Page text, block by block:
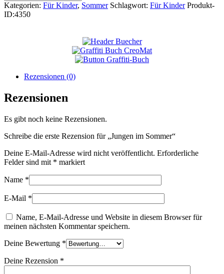
Kategorien: Für Kinder, Sommer Schlagwort: Für Kinder Produkt-
ID:4350
Rezensionen (0)
Rezensionen
Es gibt noch keine Rezensionen.
Schreibe die erste Rezension für „Jungen im Sommer“
Deine E-Mail-Adresse wird nicht veröffentlicht. Erforderliche
Felder sind mit * markiert
Name *
E-Mail *
Name, E-Mail-Adresse und Website in diesem Browser für
meinen nächsten Kommentar speichern.
Deine Bewertung *
Deine Rezension *